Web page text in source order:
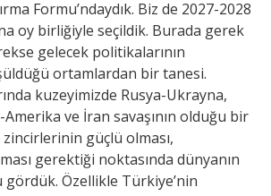
Formu’ndaydık. Biz de 2027-2028
oy birliğiyle seçildik. Burada gerek
gelecek politikalarının
ortamlardan bir tanesi.
kuzeyimizde Rusya-Ukrayna,
ve İran savaşının olduğu bir
güçlü olması,
gerektiği noktasında dünyanın
Özellikle Türkiye’nin